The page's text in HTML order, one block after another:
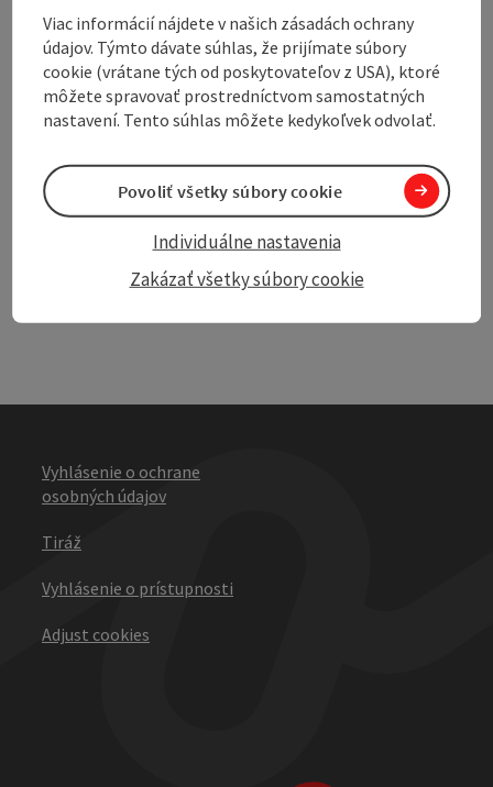
Create PDF Nearby
powered byTOURDATA
Vyhlásenie o ochrane
osobných údajov
Tiráž
Vyhlásenie o prístupnosti
Adjust cookies
Viac informácií nájdete v našich zásadách ochrany
údajov. Týmto dávate súhlas, že prijímate súbory
cookie (vrátane tých od poskytovateľov z USA), ktoré
môžete spravovať prostredníctvom samostatných
nastavení. Tento súhlas môžete kedykoľvek odvolať.
Zakázať všetky súbory cookie
Individuálne nastavenia
Povoliť všetky súbory cookie